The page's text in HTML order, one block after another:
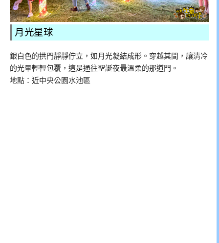
月光星球
銀白色的拱門靜靜佇立，如月光凝結成形。穿越其間，讓清冷
的光暈輕輕包覆，這是通往聖誕夜最溫柔的那道門。
地點：近中央公園水池區